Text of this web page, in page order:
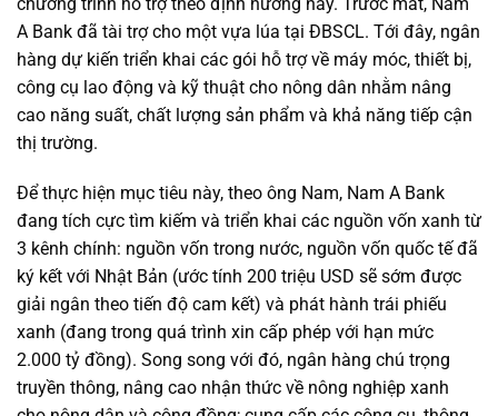
A Bank đã tài trợ cho một vựa lúa tại ĐBSCL. Tới đây, ngân
hàng dự kiến triển khai các gói hỗ trợ về máy móc, thiết bị,
công cụ lao động và kỹ thuật cho nông dân nhằm nâng
cao năng suất, chất lượng sản phẩm và khả năng tiếp cận
thị trường.
Để thực hiện mục tiêu này, theo ông Nam, Nam A Bank
đang tích cực tìm kiếm và triển khai các nguồn vốn xanh từ
3 kênh chính: nguồn vốn trong nước, nguồn vốn quốc tế đã
ký kết với Nhật Bản (ước tính 200 triệu USD sẽ sớm được
giải ngân theo tiến độ cam kết) và phát hành trái phiếu
xanh (đang trong quá trình xin cấp phép với hạn mức
2.000 tỷ đồng). Song song với đó, ngân hàng chú trọng
truyền thông, nâng cao nhận thức về nông nghiệp xanh